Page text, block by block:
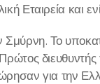
Εταιρεία και
Σμύρνη. Το
για την